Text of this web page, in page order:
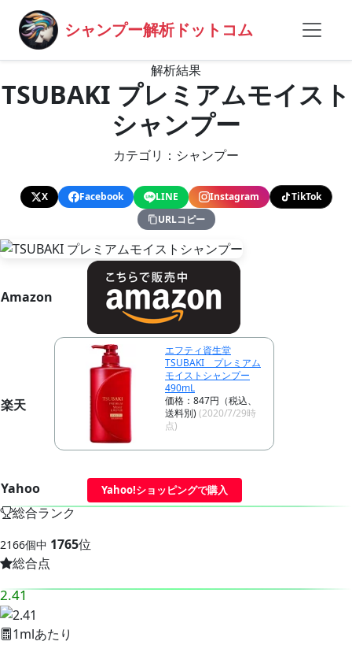
シャンプー解析ドットコム
解析結果
TSUBAKI プレミアムモイスト
シャンプー
カテゴリ：シャンプー
X Facebook LINE Instagram
TikTok
URLコピー
Amazon
楽天
エフティ資生堂
TSUBAKI プレミアム
モイストシャンプー
490mL
価格：847円（税込、
送料別) (2020/7/29時
点)
Yahoo Yahoo!ショッピングで購入
総合ランク
2166個中 1765位
総合点
2.41
1mlあたり